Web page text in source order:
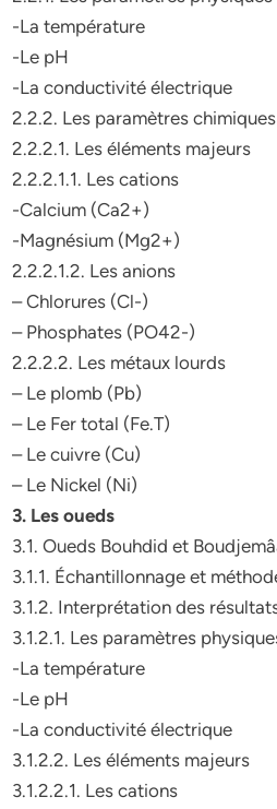
-La température
-Le pH
-La conductivité électrique
2.2.2. Les paramètres chimiques
2.2.2.1. Les éléments majeurs
2.2.2.1.1. Les cations
-Calcium (Ca2+)
-Magnésium (Mg2+)
2.2.2.1.2. Les anions
– Chlorures (Cl-)
– Phosphates (PO42-)
2.2.2.2. Les métaux lourds
– Le plomb (Pb)
– Le Fer total (Fe.T)
– Le cuivre (Cu)
– Le Nickel (Ni)
3. Les oueds
3.1. Oueds Bouhdid et
3.1.1. Échantillonnage et
3.1.2. Interprétation des
3.1.2.1. Les paramètres
-La température
-Le pH
-La conductivité électrique
3.1.2.2. Les éléments majeurs
3.1.2.2.1. Les cations